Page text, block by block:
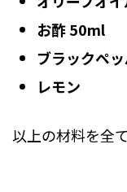
お酢 50ml
ブラックペ
レモン
以上の材料を全